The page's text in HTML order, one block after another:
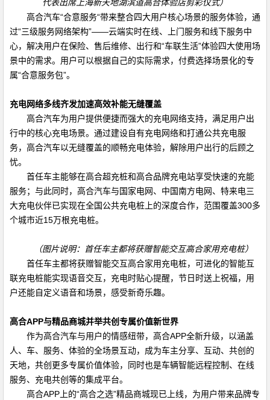
代表出席上海新天地湖滨道高合体验店剪彩仪式）
高合汽车“合意服务“带来整合四大用户核心场景的服务体验，通
过“三级服务网络架构”——云端实时在线、上门服务和线下服务中
心，解决用户在保险、售后维修、出行和“车联生活”体验四大使用场
景中的需求。用户可以根据自己的实际需求，付费选择场景化的专
属“合意服务包”。
充电网络多线齐发加速高效补能无缝覆盖
高合汽车为用户提供便捷而强大的充电网络支持，满足用户出
行中的核心充电场景。通过建设自有充电网络和打通公共充电服
务，高合汽车以无缝覆盖的顺畅充电体验，解除用户出行的后顾之
忧。
首任车主能够在高合超充桩和高合品牌充电站享受快速的充能
服务；与此同时，高合汽车与国家电网、中国南方电网、特来电三
大充电伙伴已实现在全国公共充电桩上的深度合作，范围覆盖300多
个城市近15万根充电桩。
（图片说明：首任车主都将获赠智能交互高合家用充电桩）
首任车主都将获赠智能交互高合家用充电桩，可进化的智能互
联充电桩能实现语音交互，充电时贴心提醒，节日时送上祝福，用
户还能自定义语音和场景，感受新奇乐趣。
高合APP与精品商城并举共创专属价值新世界
作为高合汽车与用户的情感纽带，高合APP全新升级，以涵盖
人、车、服务、体验的全场景互动，成为车主分享、互动、共创的
天地，共创更多专属价值体验，同时也是车辆智能远程控制、在线
服务、充电共创等的集成平台。
高合APP 上的“高合之选”精品商城现已上线，为用户带来品牌专